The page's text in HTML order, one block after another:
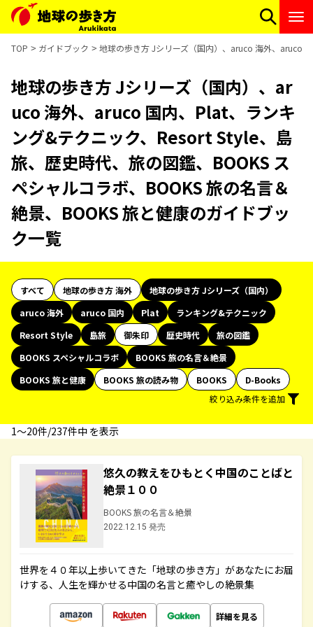
TOP ガイドブック 地球の歩き方 Jシリーズ（国内）、aruco 海外、aruco
地球の歩き方 Jシリーズ（国内）、ar
uco 海外、aruco 国内、Plat、ランキ
ング&テクニック、Resort Style、島
旅、歴史時代、旅の図鑑、BOOKS ス
ペシャルコラボ、BOOKS 旅の名言＆
絶景、BOOKS 旅と健康のガイドブッ
ク一覧
すべて 地球の歩き方 海外
地球の歩き方 Jシリーズ（国内）
aruco 海外
aruco 国内 Plat
ランキング&テクニック
Resort Style
島旅 御朱印 歴史時代
旅の図鑑
BOOKS スペシャルコラボ
BOOKS 旅の名言＆絶景
BOOKS 旅と健康
BOOKS 旅の読み物 BOOKS
D-Books
絞り込み条件を追加
1〜20件/237件中 を表示
悠久の教えをひもとく中国のことばと
絶景１００
BOOKS 旅の名言＆絶景
2022.12.15 発売
世界を４０年以上歩いてきた「地球の歩き方」があなたにお届
けする、人生を輝かせる中国の名言と癒やしの絶景集
詳細を見る